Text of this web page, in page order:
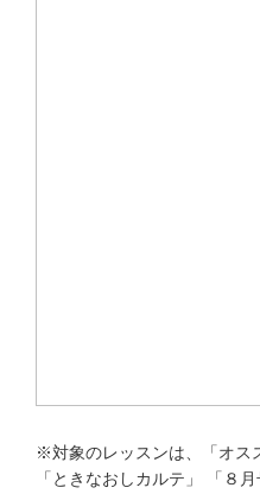
※対象のレッスンは、「オス
「ときなおしカルテ」 「８